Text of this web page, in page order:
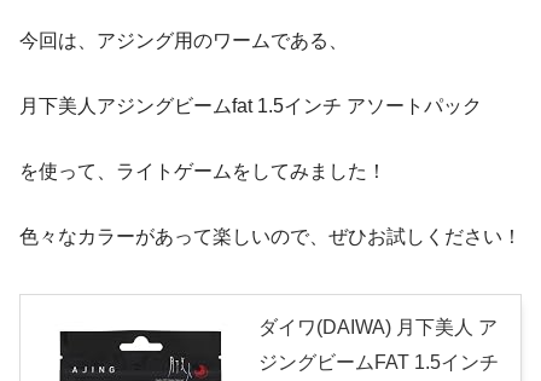
今回は、アジング用のワームである、
月下美人アジングビームfat 1.5インチ アソートパック
を使って、ライトゲームをしてみました！
色々なカラーがあって楽しいので、ぜひお試しください！
ダイワ(DAIWA) 月下美人 ア
ジングビームFAT 1.5インチ